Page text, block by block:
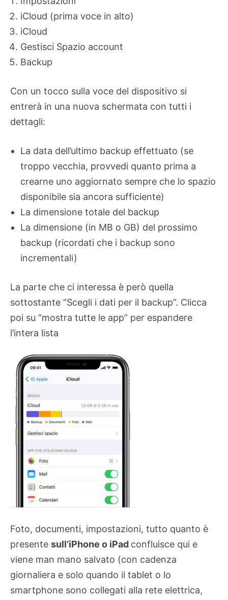
iCloud (prima voce in alto)
iCloud
Gestisci Spazio account
Backup
Con un tocco sulla voce del dispositivo si
entrerà in una nuova schermata con tutti i
dettagli:
La data dell’ultimo backup effettuato (se
troppo vecchia, provvedi quanto prima a
crearne uno aggiornato sempre che lo spazio
disponibile sia ancora sufficiente)
La dimensione totale del backup
La dimensione (in MB o GB) del prossimo
backup (ricordati che i backup sono
incrementali)
La parte che ci interessa è però quella
sottostante “Scegli i dati per il backup”. Clicca
poi su “mostra tutte le app” per espandere
l’intera lista
Foto, documenti, impostazioni, tutto quanto è
presente sull’iPhone o iPad confluisce qui e
viene man mano salvato (con cadenza
giornaliera e solo quando il tablet o lo
smartphone sono collegati alla rete elettrica,